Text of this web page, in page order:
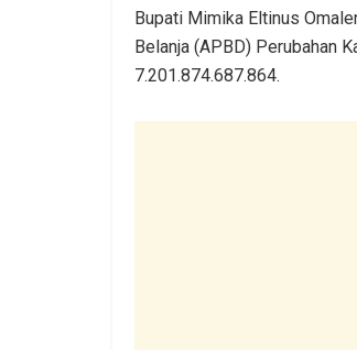
Bupati Mimika Eltinus
Belanja (APBD) Perubahan
7.201.874.687.864.